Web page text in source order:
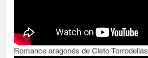
Romance aragonés de Cleto Torrodellas